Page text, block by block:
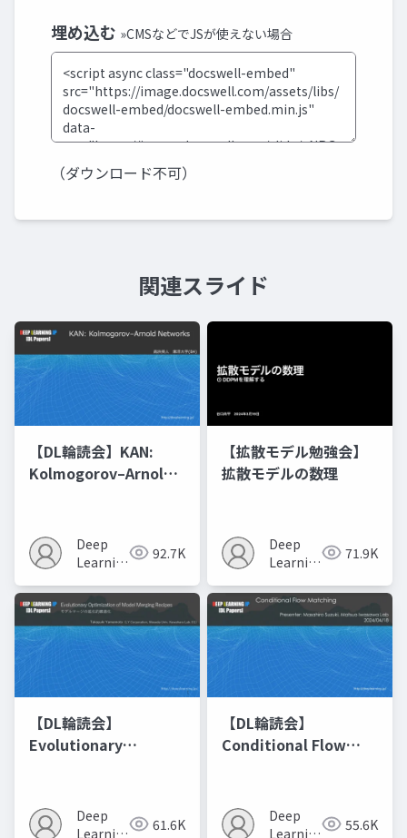
埋め込む »CMSなどでJSが使えない場合
（ダウンロード不可）
関連スライド
【DL輪読会】KAN:
Kolmogorov–Arnold
Deep
Learning
92.7K
【拡散モデル勉強会】
拡散モデルの数理
Deep
Learning
71.9K
【DL輪読会】
Evolutionary
Recipes モデルマージ
の進化的最適化
Deep
Learning
61.6K
【DL輪読会】
Conditional Flow
Deep
Learning
55.6K